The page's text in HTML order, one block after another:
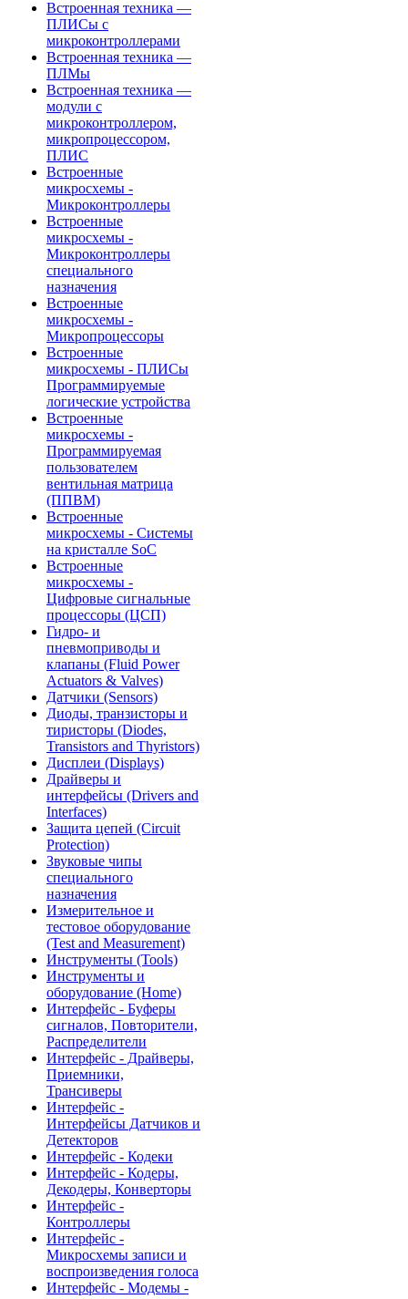
Встроенная техника —
ПЛИСы с
микроконтроллерами
Встроенная техника —
ПЛМы
Встроенная техника —
модули с
микроконтроллером,
микропроцессором,
ПЛИС
Встроенные
микросхемы -
Микроконтроллеры
Встроенные
микросхемы -
Микроконтроллеры
специального
назначения
Встроенные
микросхемы -
Микропроцессоры
Встроенные
микросхемы - ПЛИСы
Программируемые
логические устройства
Встроенные
микросхемы -
Программируемая
пользователем
вентильная матрица
(ППВМ)
Встроенные
микросхемы - Системы
на кристалле SoC
Встроенные
микросхемы -
Цифровые сигнальные
процессоры (ЦСП)
Гидро- и
пневмоприводы и
клапаны (Fluid Power
Actuators & Valves)
Датчики (Sensors)
Диоды, транзисторы и
тиристоры (Diodes,
Transistors and Thyristors)
Дисплеи (Displays)
Драйверы и
интерфейсы (Drivers and
Interfaces)
Защита цепей (Circuit
Protection)
Звуковые чипы
специального
назначения
Измерительное и
тестовое оборудование
(Test and Measurement)
Инструменты (Tools)
Инструменты и
оборудование (Home)
Интерфейс - Буферы
сигналов, Повторители,
Распределители
Интерфейс - Драйверы,
Приемники,
Трансиверы
Интерфейс -
Интерфейсы Датчиков и
Детекторов
Интерфейс - Кодеки
Интерфейс - Кодеры,
Декодеры, Конверторы
Интерфейс -
Контроллеры
Интерфейс -
Микросхемы записи и
воспроизведения голоса
Интерфейс - Модемы -